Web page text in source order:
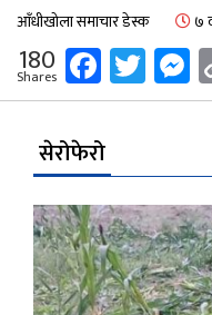
आँधीखोला समाचार डेस्क ७
180
Shares
सेरोफेरो